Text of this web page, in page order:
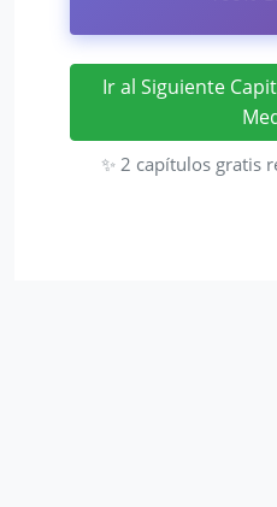
Ir al Siguiente
✨ 2 capítulos gratis